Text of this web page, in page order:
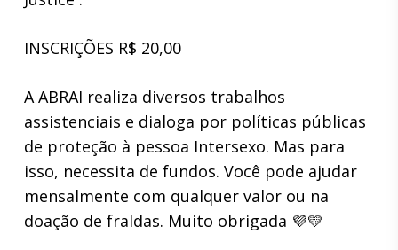
INSCRIÇÕES R$ 20,00
A ABRAI realiza diversos trabalhos
assistenciais e dialoga por políticas públicas
de proteção à pessoa Intersexo. Mas para
isso, necessita de fundos. Você pode ajudar
mensalmente com qualquer valor ou na
doação de fraldas. Muito obrigada 💜💛